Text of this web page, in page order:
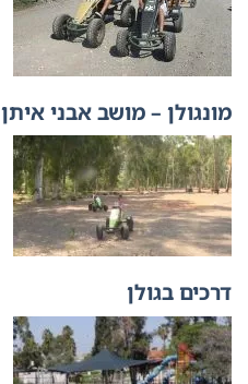
מונגולן – מושב אבני איתן
דרכים בגולן